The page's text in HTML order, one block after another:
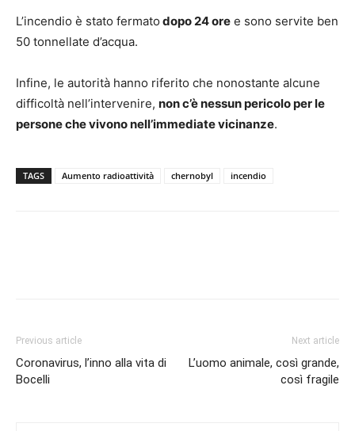
L’incendio è stato fermato dopo 24 ore e sono servite ben
50 tonnellate d’acqua.
Infine, le autorità hanno riferito che nonostante alcune
difficoltà nell’intervenire, non c’è nessun pericolo per le
persone che vivono nell’immediate vicinanze.
TAGS Aumento radioattività chernobyl incendio
Previous article
Coronavirus, l’inno alla vita di
Bocelli
Next article
L’uomo animale, così grande,
così fragile